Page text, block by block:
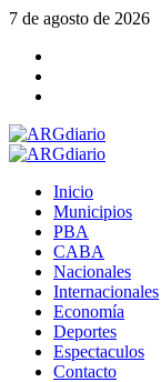
Saltar
contenido
7 de agosto de 2026
Menú
Inicio
Municipios
PBA
CABA
Nacionales
Internacionales
Economía
Deportes
Espectaculos
Contacto